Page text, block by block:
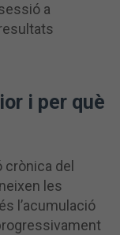
a
i per què
del
les
l’acumulació